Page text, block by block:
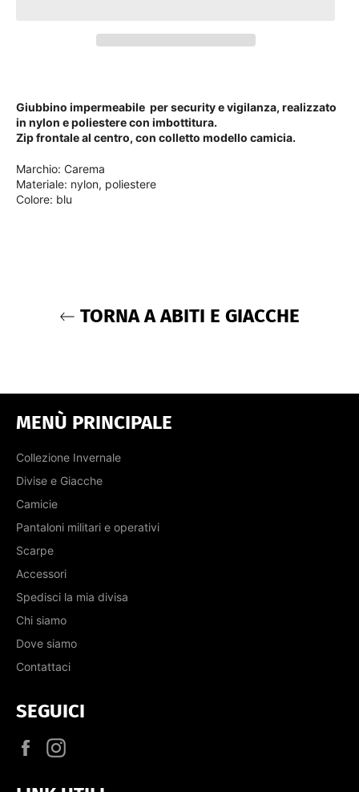
Giubbino impermeabile per security e vigilanza, realizzato
in nylon e poliestere con imbottitura.
Zip frontale al centro, con colletto modello camicia.
Marchio: Carema
Materiale: nylon, poliestere
Colore: blu
TORNA A ABITI E GIACCHE
MENÙ PRINCIPALE
Collezione Invernale
Divise e Giacche
Camicie
Pantaloni militari e operativi
Scarpe
Accessori
Spedisci la mia divisa
Chi siamo
Dove siamo
Contattaci
SEGUICI
Facebook